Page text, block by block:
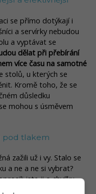
se přímo dotýkají i
a servírky nebudou
a vyptávat se
dělat při přebírání
více času na samotné
stolů, u kterých se
Kromě toho, že se
důsledku
mohou s úsměvem
pod tlakem
zažili už i vy. Stalo se
a ne a ne si vybrat?
jste ji o chvilku
ještě stále neměli